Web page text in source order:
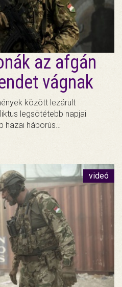
az afgán
vágnak
között lezárult
legsötétebb napjai
hazai háborús…
videó